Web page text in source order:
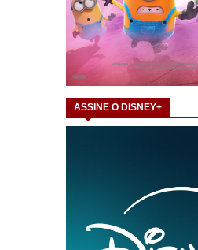
ASSINE O DISNEY+